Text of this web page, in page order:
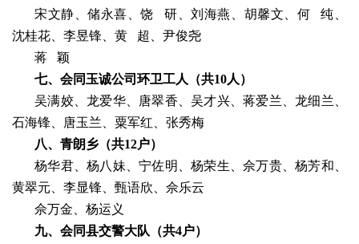
宋文静、储永喜、饶
研、刘海燕、胡馨文、何
纯、
沈桂花、李昱锋、黄
超、尹俊尧
蒋
颖
七、会同玉诚公司环卫工人（共10人 ）
吴满姣、龙爱华、唐翠香、吴才兴、蒋爱兰、龙细兰、
石海锋、唐玉兰、粟军红、张秀梅
八、青朗乡（共12户）
杨华君、杨八妹、宁佐明、杨荣生、佘万贵、杨芳和、
黄翠元、李显锋、甄语欣、佘乐云
佘万金、杨运义
九、会同县交警大队（共4户）